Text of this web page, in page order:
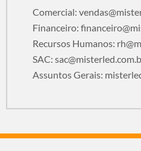
Comercial:
Financeiro:
Recursos Humanos:
SAC:
Assuntos Gerais: